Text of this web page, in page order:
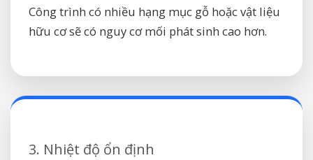
Công trình có nhiều hạng mục gỗ hoặc vật liệu
hữu cơ sẽ có nguy cơ mối phát sinh cao hơn.
3. Nhiệt độ ổn định